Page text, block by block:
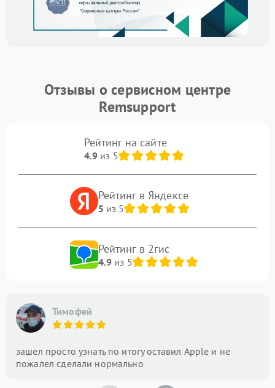
Отзывы о сервисном центре
Remsupport
Рейтинг на сайте
4.9из 5
Рейтинг в Яндексе
5 из 5
Рейтинг в 2гис
4.9из 5
Тимофей
зашел просто узнать по итогу оставил Apple и не
пожалел сделали нормально